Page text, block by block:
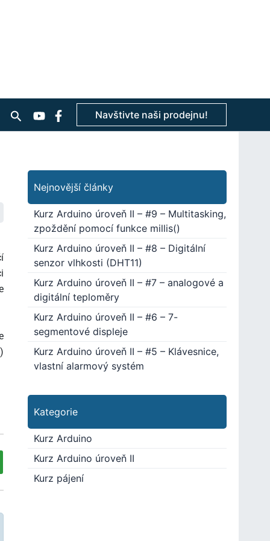
Hledat Navštivte naši prodejnu!
Nejnovější články
Kurz Arduino úroveň II – #9 – Multitasking,
zpoždění pomocí funkce millis()
Kurz Arduino úroveň II – #8 – Digitální
senzor vlhkosti (DHT11)
Kurz Arduino úroveň II – #7 – analogové a
digitální teploměry
Kurz Arduino úroveň II – #6 – 7-
segmentové displeje
Kurz Arduino úroveň II – #5 – Klávesnice,
vlastní alarmový systém
Kategorie
Kurz Arduino
Kurz Arduino úroveň II
Kurz pájení